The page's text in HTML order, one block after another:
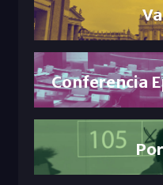
Conferencia